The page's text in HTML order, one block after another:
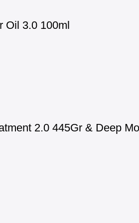
Oil 3.0 100ml
2.0 445Gr & Deep